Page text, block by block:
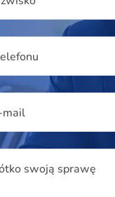
mail
swoją sprawę